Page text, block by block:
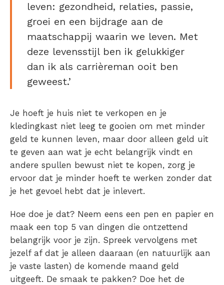
leven: gezondheid, relaties, passie,
groei en een bijdrage aan de
maatschappij waarin we leven. Met
deze levensstijl ben ik gelukkiger
dan ik als carrièreman ooit ben
geweest.’
Je hoeft je huis niet te verkopen en je
kledingkast niet leeg te gooien om met minder
geld te kunnen leven, maar door alleen geld uit
te geven aan wat je echt belangrijk vindt en
andere spullen bewust niet te kopen, zorg je
ervoor dat je minder hoeft te werken zonder dat
je het gevoel hebt dat je inlevert.
Hoe doe je dat? Neem eens een pen en papier en
maak een top 5 van dingen die ontzettend
belangrijk voor je zijn. Spreek vervolgens met
jezelf af dat je alleen daaraan (en natuurlijk aan
je vaste lasten) de komende maand geld
uitgeeft. De smaak te pakken? Doe het de